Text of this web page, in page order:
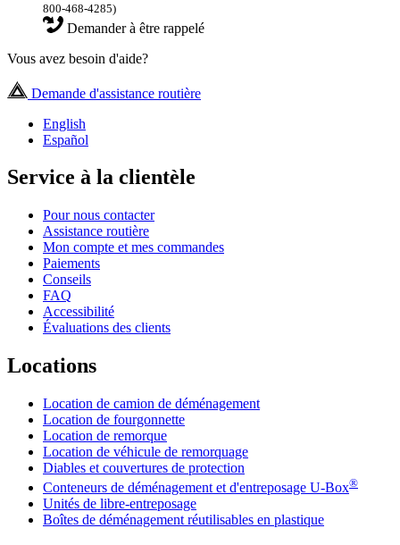
800-468-4285)
Demander à être rappelé
Vous avez besoin d'aide?
Demande d'assistance routière
English
Español
Service à la clientèle
Pour nous contacter
Assistance routière
Mon compte et mes commandes
Paiements
Conseils
FAQ
Accessibilité
Évaluations des clients
Locations
Location de camion de déménagement
Location de fourgonnette
Location de remorque
Location de véhicule de remorquage
Diables et couvertures de protection
Conteneurs de déménagement et d'entreposage U-Box®
Unités de libre-entreposage
Boîtes de déménagement réutilisables en plastique